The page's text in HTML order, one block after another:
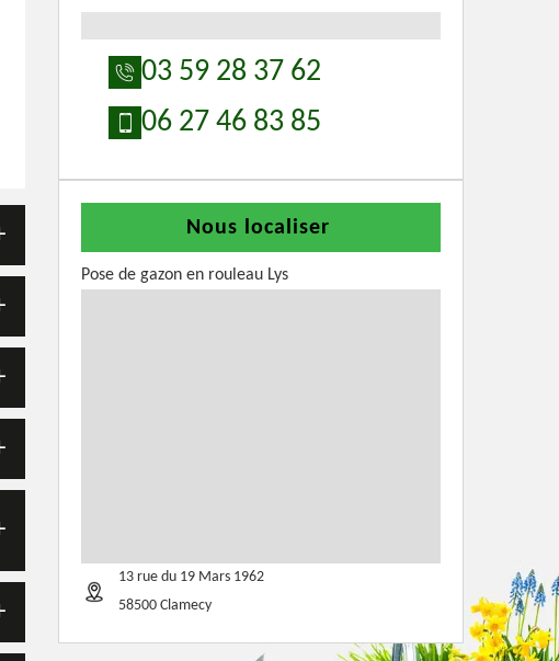
03 59 28 37 62
06 27 46 83 85
Nous localiser
Pose de gazon en rouleau Lys
13 rue du 19 Mars 1962
58500 Clamecy